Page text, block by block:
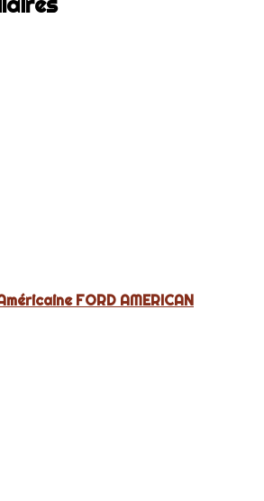
FORD AMERICAN